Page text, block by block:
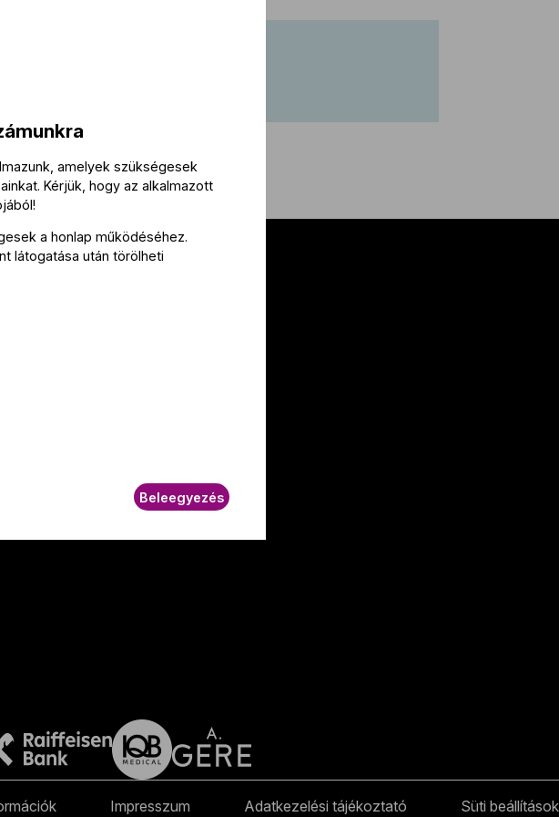
Impresszum Adatkezelési tájékoztató Süti beállítások
amelyek szükségesek
Kérjük, hogy az alkalmazott
!
a honlap működéséhez.
látogatása után törölheti
Beleegyezés